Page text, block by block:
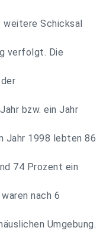
weitere Schicksal
verfolgt. Die
bzw. ein Jahr
Jahr 1998 lebten 86
74 Prozent ein
nach 6
Umgebung.